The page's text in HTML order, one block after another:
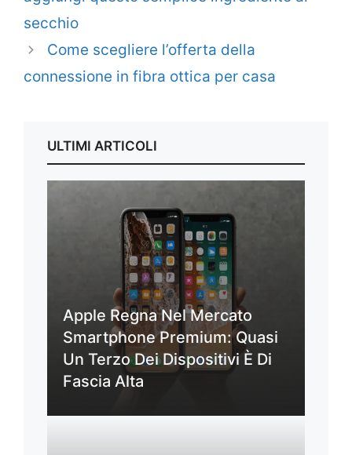
secchio
Come scegliere l’offerta della
connessione in fibra ottica per casa
ULTIMI ARTICOLI
Apple Regna Nel Mercato
Smartphone Premium: Quasi
Un Terzo Dei Dispositivi È Di
Fascia Alta